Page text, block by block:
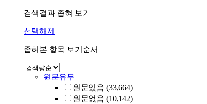
검색결과 좁혀 보기
선택해제
좁혀본 항목 보기순서
원문유무
원문있음 (33,664)
원문없음 (10,142)